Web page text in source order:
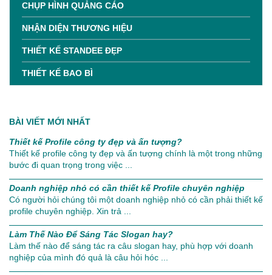
CHỤP HÌNH QUẢNG CÁO
NHẬN DIỆN THƯƠNG HIỆU
THIẾT KẾ STANDEE ĐẸP
THIẾT KẾ BAO BÌ
BÀI VIẾT MỚI NHẤT
Thiết kế Profile công ty đẹp và ấn tượng?
Thiết kế profile công ty đẹp và ấn tượng chính là một trong những
bước đi quan trọng trong việc ...
Doanh nghiệp nhỏ có cần thiết kế Profile chuyên nghiệp
Có người hỏi chúng tôi một doanh nghiệp nhỏ có cần phải thiết kế
profile chuyên nghiệp. Xin trả ...
Làm Thế Nào Để Sáng Tác Slogan hay?
Làm thế nào để sáng tác ra câu slogan hay, phù hợp với doanh
nghiệp của mình đó quả là câu hỏi hóc ...